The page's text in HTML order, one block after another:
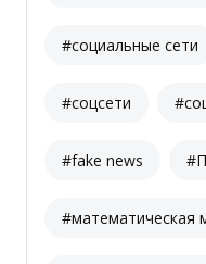
#социальные сети
#соцсети
#fake news
#математическая